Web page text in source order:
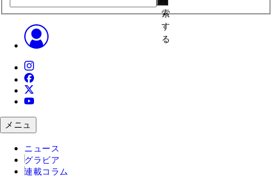
索
す
る
メニュ
ニュース
グラビア
連載コラム